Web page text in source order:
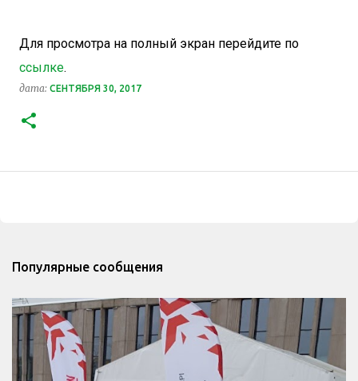
Для просмотра на полный экран перейдите по
ссылке.
дата: СЕНТЯБРЯ 30, 2017
Популярные сообщения